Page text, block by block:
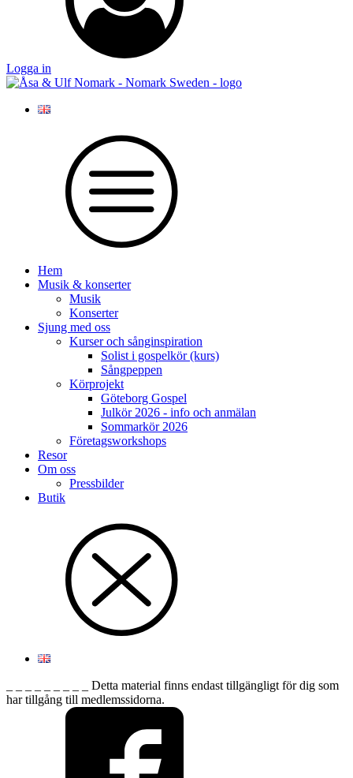
Logga in
Hem
Musik & konserter
Musik
Konserter
Sjung med oss
Kurser och sånginspiration
Solist i gospelkör (kurs)
Sångpeppen
Körprojekt
Göteborg Gospel
Julkör 2026 - info och anmälan
Sommarkör 2026
Företagsworkshops
Resor
Om oss
Pressbilder
Butik
_ _ _ _ _ _ _ _ _ Detta material finns endast tillgängligt för dig som
har tillgång till medlemssidorna.